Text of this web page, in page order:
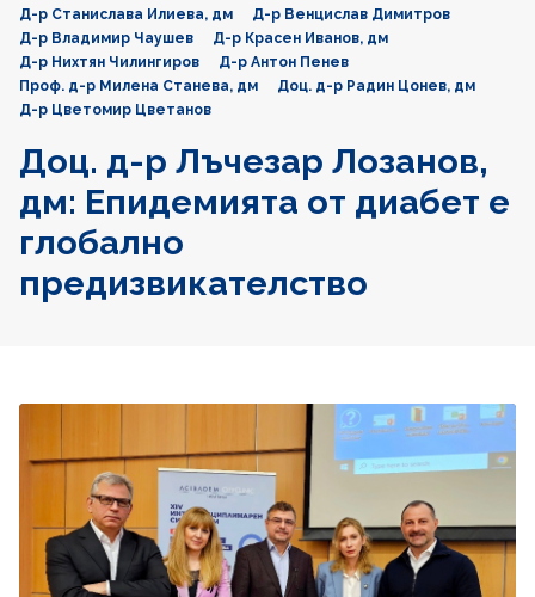
Д-р Станислава Илиева, дм
Д-р Венцислав Димитров
Д-р Владимир Чаушев
Д-р Красен Иванов, дм
Д-р Нихтян Чилингиров
Д-р Антон Пенев
Проф. д-р Милена Станева, дм
Доц. д-р Радин Цонев, дм
Д-р Цветомир Цветанов
Доц. д-р Лъчезар Лозанов,
дм: Eпидемията от диабет е
глобално
предизвикателство